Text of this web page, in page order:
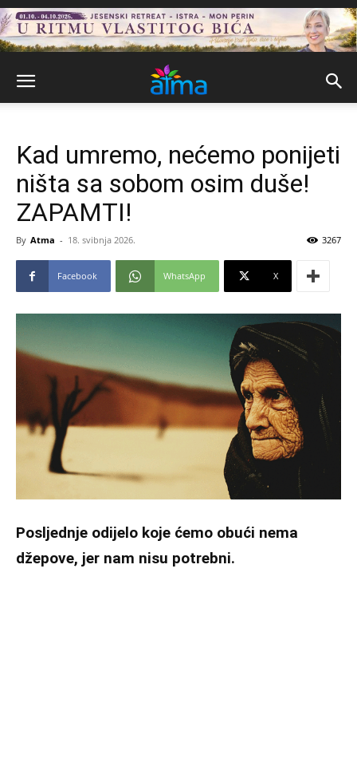
Kad umremo, nećemo ponijeti
ništa sa sobom osim duše!
ZAPAMTI!
By Atma - 18. svibnja 2026. 3267
Facebook WhatsApp X
Posljednje odijelo koje ćemo obući nema
džepove, jer nam nisu potrebni.